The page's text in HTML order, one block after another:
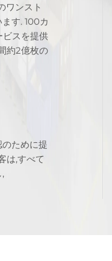
ワンスト
す. 100カ
スを提供
約2億枚の
ために提
は,すべて